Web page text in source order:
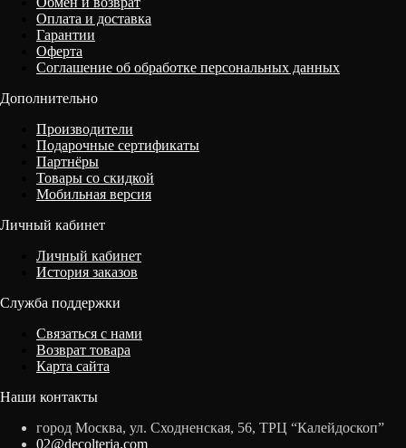
Оплата и доставка
Гарантии
Оферта
Соглашение об обработке персональных данных
Дополнительно
Производители
Подарочные сертификаты
Партнёры
Товары со скидкой
Мобильная версия
Личный кабинет
Личный кабинет
История заказов
Служба поддержки
Связаться с нами
Возврат товара
Карта сайта
Наши контакты
город Москва, ул. Сходненская, 56, ТРЦ “Калейдоскоп”
02@decolteria.com